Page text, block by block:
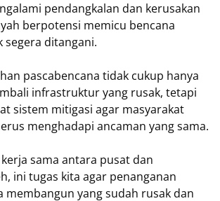
pendangkalan dan kerusakan
berpotensi memicu bencana
segera ditangani.
pascabencana tidak cukup hanya
infrastruktur yang rusak, tetapi
sistem mitigasi agar masyarakat
menghadapi ancaman yang sama.
sama antara pusat dan
ini tugas kita agar penanganan
membangun yang sudah rusak dan